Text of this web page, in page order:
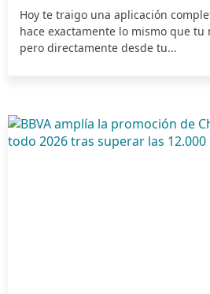
Hoy te traigo una aplicación
hace exactamente lo mismo que
pero directamente desde tu...